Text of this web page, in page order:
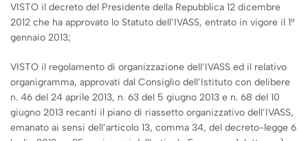
VISTO il decreto del Presidente della Repubblica 12 dicembre
2012 che ha approvato lo Statuto dell’IVASS, entrato in vigore il 1°
gennaio 2013;
VISTO il regolamento di organizzazione dell’IVASS ed il relativo
organigramma, approvati dal Consiglio dell’Istituto con delibere
n. 46 del 24 aprile 2013, n. 63 del 5 giugno 2013 e n. 68 del 10
giugno 2013 recanti il piano di riassetto organizzativo dell’IVASS,
emanato ai sensi dell’articolo 13, comma 34, del decreto-legge 6